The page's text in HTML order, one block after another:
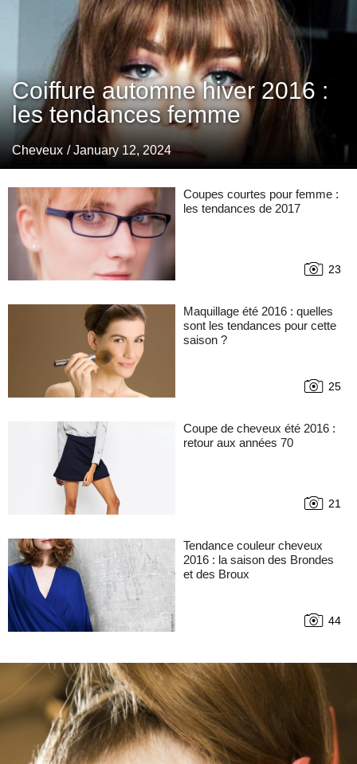
Coiffure automne hiver 2016 :
les tendances femme
Cheveux / January 12, 2024
Coupes courtes pour femme :
les tendances de 2017
23
Maquillage été 2016 : quelles
sont les tendances pour cette
saison ?
25
Coupe de cheveux été 2016 :
retour aux années 70
21
Tendance couleur cheveux
2016 : la saison des Brondes
et des Broux
44